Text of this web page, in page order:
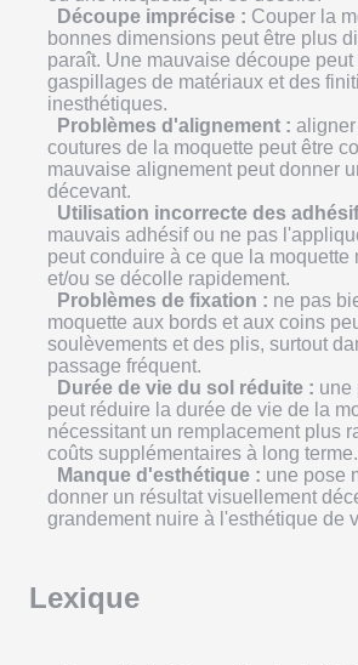
Découpe imprécise : Couper la
bonnes dimensions peut être plus
paraît. Une mauvaise découpe
gaspillages de matériaux et des
inesthétiques.
Problèmes d'alignement :
coutures de la moquette peut être
mauvaise alignement peut donner
décevant.
Utilisation incorrecte des
mauvais adhésif ou ne pas
peut conduire à ce que la moquette
et/ou se décolle rapidement.
Problèmes de fixation : ne pas
moquette aux bords et aux coins
soulèvements et des plis, surtout
passage fréquent.
Durée de vie du sol réduite : une
peut réduire la durée de vie de la
nécessitant un remplacement plus
coûts supplémentaires à long terme.
Manque d'esthétique : une pose
donner un résultat visuellement
grandement nuire à l'esthétique de
Lexique